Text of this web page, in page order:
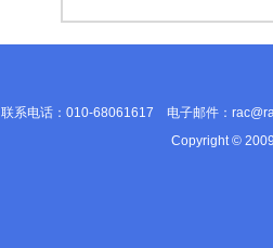
联系电话：010-68061617 电子邮件：
Copyright ©